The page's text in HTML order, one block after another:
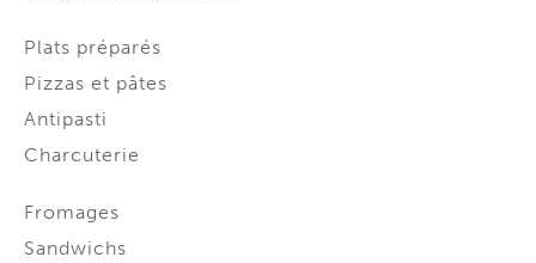
Plats préparés
Pizzas et pâtes
Antipasti
Charcuterie
Fromages
Sandwichs